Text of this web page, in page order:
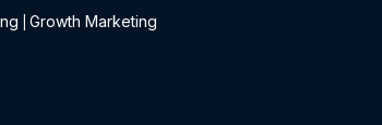
Growth Marketing